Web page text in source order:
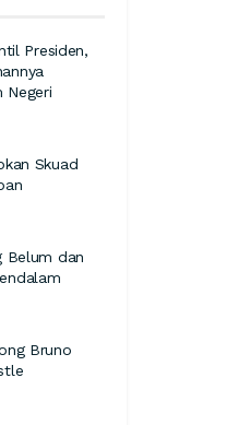
Presiden,
Negeri
Skuad
Belum dan
Bruno